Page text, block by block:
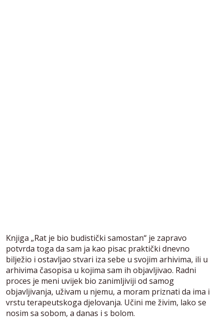
Knjiga „Rat je bio budistički samostan“ je zapravo
potvrda toga da sam ja kao pisac praktički dnevno
bilježio i ostavljao stvari iza sebe u svojim arhivima, ili u
arhivima časopisa u kojima sam ih objavljivao. Radni
proces je meni uvijek bio zanimljiviji od samog
objavljivanja, uživam u njemu, a moram priznati da ima i
vrstu terapeutskoga djelovanja. Učini me živim, lako se
nosim sa sobom, a danas i s bolom.